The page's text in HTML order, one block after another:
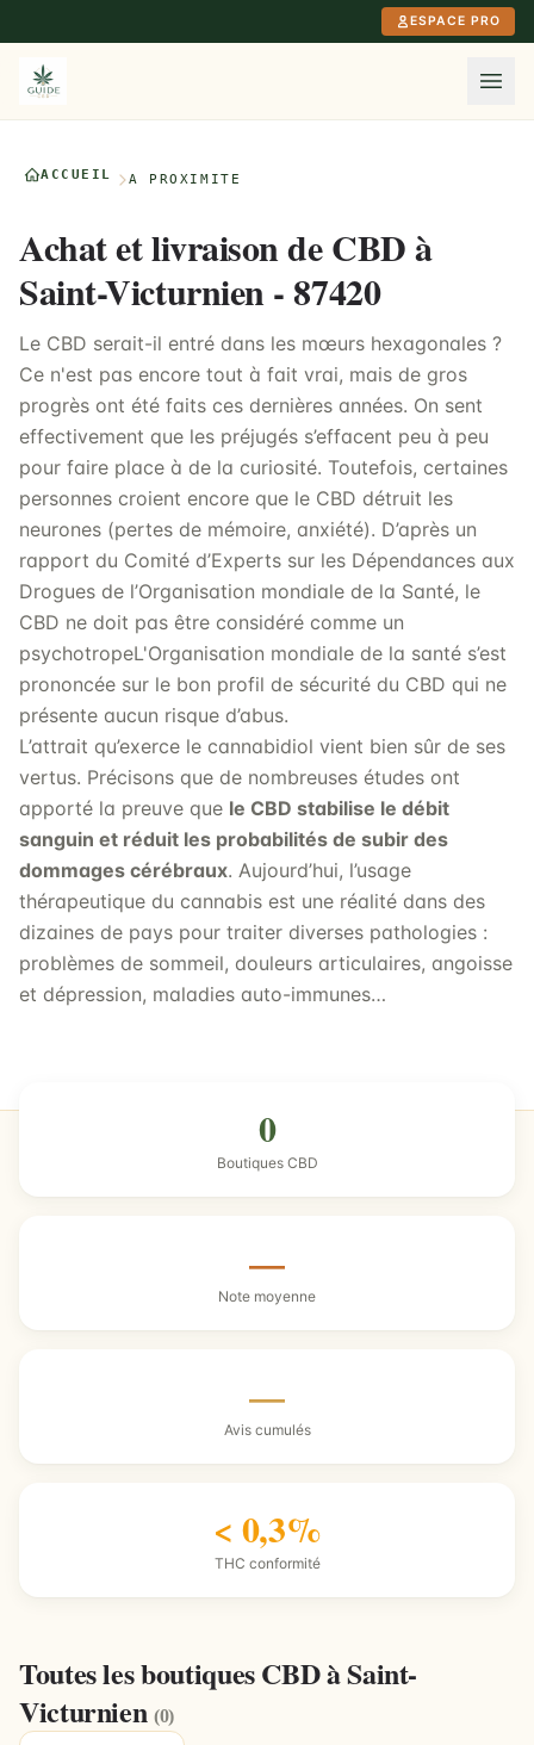
ESPACE PRO
ACCUEIL À PROXIMITÉ
Achat et livraison de CBD à
Saint-Victurnien - 87420
Le CBD serait-il entré dans les mœurs hexagonales ?
Ce n'est pas encore tout à fait vrai, mais de gros
progrès ont été faits ces dernières années. On sent
effectivement que les préjugés s’effacent peu à peu
pour faire place à de la curiosité. Toutefois, certaines
personnes croient encore que le CBD détruit les
neurones (pertes de mémoire, anxiété). D’après un
rapport du Comité d’Experts sur les Dépendances aux
Drogues de l’Organisation mondiale de la Santé, le
CBD ne doit pas être considéré comme un
psychotropeL'Organisation mondiale de la santé s’est
prononcée sur le bon profil de sécurité du CBD qui ne
présente aucun risque d’abus.
L’attrait qu’exerce le cannabidiol vient bien sûr de ses
vertus. Précisons que de nombreuses études ont
apporté la preuve que le CBD stabilise le débit
sanguin et réduit les probabilités de subir des
dommages cérébraux. Aujourd’hui, l’usage
thérapeutique du cannabis est une réalité dans des
dizaines de pays pour traiter diverses pathologies :
problèmes de sommeil, douleurs articulaires, angoisse
et dépression, maladies auto-immunes…
0
Boutiques CBD
—
Note moyenne
—
Avis cumulés
< 0,3%
THC conformité
Toutes les boutiques CBD à Saint-
Victurnien(0)